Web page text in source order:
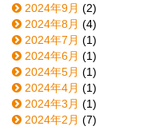
2024年9月 (2)
2024年8月 (4)
2024年7月 (1)
2024年6月 (1)
2024年5月 (1)
2024年4月 (1)
2024年3月 (1)
2024年2月 (7)